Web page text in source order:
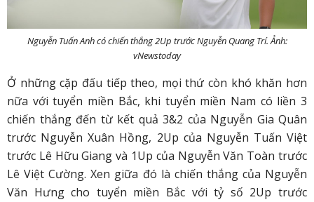
Nguyễn Tuấn Anh có chiến thắng 2Up trước Nguyễn Quang Trí. Ảnh:
vNewstoday
Ở những cặp đấu tiếp theo, mọi thứ còn khó khăn hơn
nữa với tuyển miền Bắc, khi tuyển miền Nam có liền 3
chiến thắng đến từ kết quả 3&2 của Nguyễn Gia Quân
trước Nguyễn Xuân Hồng, 2Up của Nguyễn Tuấn Việt
trước Lê Hữu Giang và 1Up của Nguyễn Văn Toàn trước
Lê Việt Cường. Xen giữa đó là chiến thắng của Nguyễn
Văn Hưng cho tuyển miền Bắc với tỷ số 2Up trước